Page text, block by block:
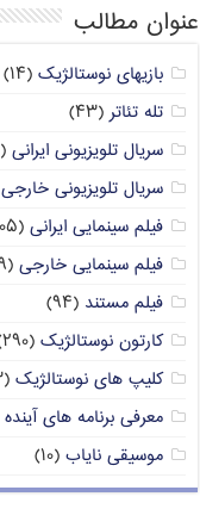
عنوان مطالب
بازیهای نوستالژیک (۱۴)
تله تئاتر (۴۳)
سریال تلویزیونی ایرانی (۲۱۵)
سریال تلویزیونی خارجی
فیلم سینمایی ایرانی (۴۰۵)
فیلم سینمایی خارجی (۳۸۹)
فیلم مستند (۹۴)
کارتون نوستالژیک (۲۹۰)
کلیپ های نوستالژیک (۸۳)
معرفی برنامه های آینده
موسیقی نایاب (۱۰)